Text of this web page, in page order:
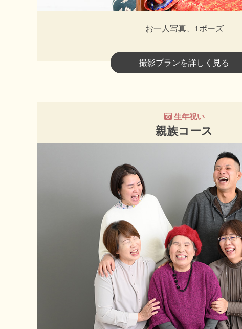
お一人写真、1ポーズ
撮影プランを詳しく見る
生年祝い
親族コース